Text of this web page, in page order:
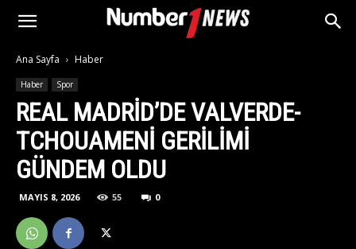
Ana Sayfa Haber
Haber Spor
REAL MADRID’DE VALVERDE-
TCHOUAMENI GERILIMI
GÜNDEM OLDU
MAYIS 8, 2026 55 0